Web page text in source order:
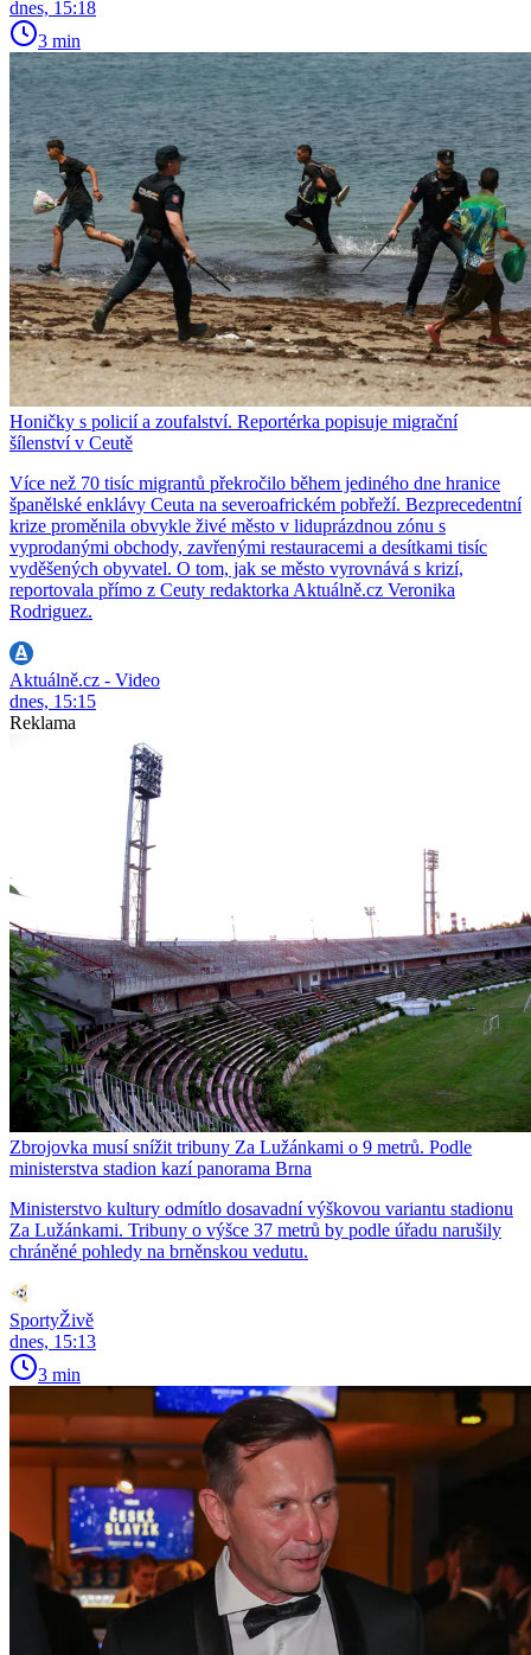
dnes, 15:18
3 min
Honičky s policií a zoufalství. Reportérka popisuje migrační
šílenství v Ceutě
Více než 70 tisíc migrantů překročilo během jediného dne hranice
španělské enklávy Ceuta na severoafrickém pobřeží. Bezprecedentní
krize proměnila obvykle živé město v liduprázdnou zónu s
vyprodanými obchody, zavřenými restauracemi a desítkami tisíc
vyděšených obyvatel. O tom, jak se město vyrovnává s krizí,
reportovala přímo z Ceuty redaktorka Aktuálně.cz Veronika
Rodriguez.
Aktuálně.cz - Video
dnes, 15:15
Reklama
Zbrojovka musí snížit tribuny Za Lužánkami o 9 metrů. Podle
ministerstva stadion kazí panorama Brna
Ministerstvo kultury odmítlo dosavadní výškovou variantu stadionu
Za Lužánkami. Tribuny o výšce 37 metrů by podle úřadu narušily
chráněné pohledy na brněnskou vedutu.
SportyŽivě
dnes, 15:13
3 min